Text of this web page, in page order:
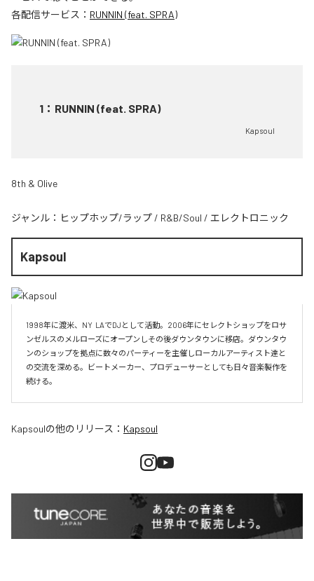
各配信サービス： RUNNIN (feat. SPRA)
1 ： RUNNIN (feat. SPRA)
Kapsoul
8th & Olive
ジャンル： ヒップホップ/ラップ / R&B/Soul / エレクトロニック
Kapsoul
1998年に渡米、NY  LAでDJとして活動。2006年にセレクトショップをロサ
ンゼルスのメルローズにオープンしその後ダウンタウンに移店。ダウンタウ
ンのショップを拠点に数々のパーティーを主催しローカルアーティスト達と
の交流を深める。ビートメーカー、プロデューサーとしても日々音楽製作を
続ける。
Kapsoulの他のリリース： Kapsoul